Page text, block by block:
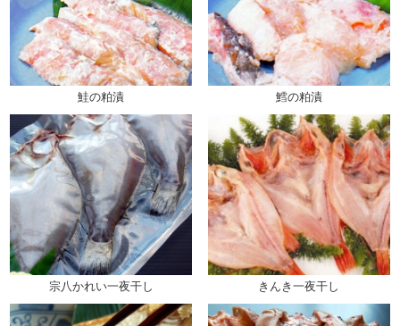
鮭の粕漬 鱈の粕漬
宗八かれい一夜干し きんき一夜干し